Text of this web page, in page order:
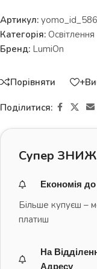
Артикул:
Категорія: Освітлення
Бренд: LumiOn
Порівняти
Поділитися:
Супер
Економія до
Більше купуєш –
платиш
На
Адресу